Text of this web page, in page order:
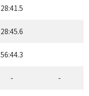
28:41.5
28:45.6
56:44.3
- -